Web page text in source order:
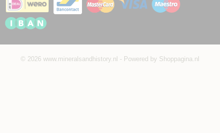
© 2026 www.mineralsandhistory.nl - Powered by Shoppagina.nl